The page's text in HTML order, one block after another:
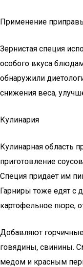
Применение
Зернистая специя
особого вкуса
обнаружили
снижения веса,
Кулинария
Кулинарная область
приготовление
Специя придает им
Гарниры тоже едят с
картофельное пюре,
Добавляют
говядины, свинины.
медом и красным